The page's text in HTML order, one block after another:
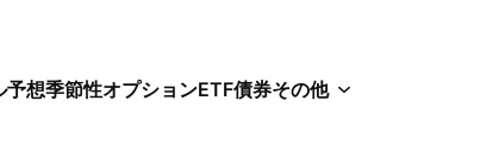
予想季節性オプションETF債券その他